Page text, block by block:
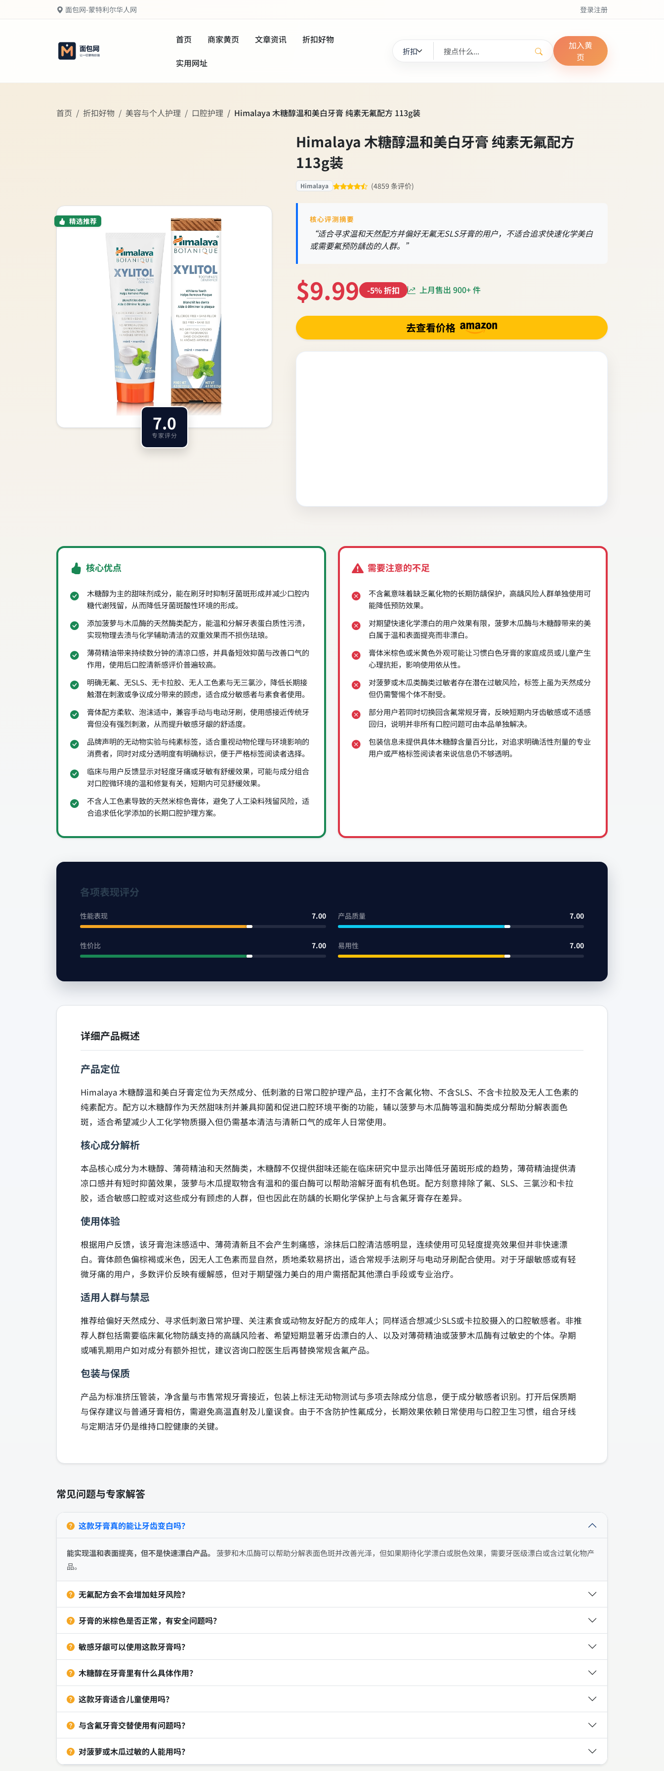
面包网-蒙特利尔华人网 登录注册
首页 商家黄页 文章资讯 折扣好物
实用网址
加入黄
页
首页 折扣好物 美容与个人护理 口腔护理 Himalaya 木糖醇温和美白牙膏 纯素无氟配方 113g装
精选推荐
7.0
专家评分
Himalaya 木糖醇温和美白牙膏 纯素无氟配方
113g装
Himalaya (4859 条评价)
核心评测摘要
“适合寻求温和天然配方并偏好无氟无SLS牙膏的用户，不适合追求快速化学美白
或需要氟预防龋齿的人群。”
$9.99 -5% 折扣 上月售出 900+ 件
去查看价格
核心优点
木糖醇为主的甜味剂成分，能在刷牙时抑制牙菌斑形成并减少口腔内
糖代谢残留，从而降低牙菌斑酸性环境的形成。
添加菠萝与木瓜酶的天然酶类配方，能温和分解牙表蛋白质性污渍，
实现物理去渍与化学辅助清洁的双重效果而不损伤珐琅。
薄荷精油带来持续数分钟的清凉口感，并具备短效抑菌与改善口气的
作用，使用后口腔清新感评价普遍较高。
明确无氟、无SLS、无卡拉胶、无人工色素与无三氯沙，降低长期接
触潜在刺激或争议成分带来的顾虑，适合成分敏感者与素食者使用。
膏体配方柔软、泡沫适中，兼容手动与电动牙刷，使用感接近传统牙
膏但没有强烈刺激，从而提升敏感牙龈的舒适度。
品牌声明的无动物实验与纯素标签，适合重视动物伦理与环境影响的
消费者，同时对成分透明度有明确标识，便于严格标签阅读者选择。
临床与用户反馈显示对轻度牙痛或牙敏有舒缓效果，可能与成分组合
对口腔微环境的温和修复有关，短期内可见舒缓效果。
不含人工色素导致的天然米棕色膏体，避免了人工染料残留风险，适
合追求低化学添加的长期口腔护理方案。
需要注意的不足
不含氟意味着缺乏氟化物的长期防龋保护，高龋风险人群单独使用可
能降低预防效果。
对期望快速化学漂白的用户效果有限，菠萝木瓜酶与木糖醇带来的美
白属于温和表面提亮而非漂白。
膏体米棕色或米黄色外观可能让习惯白色牙膏的家庭成员或儿童产生
心理抗拒，影响使用依从性。
对菠萝或木瓜类酶类过敏者存在潜在过敏风险，标签上虽为天然成分
但仍需警惕个体不耐受。
部分用户若同时切换回含氟常规牙膏，反映短期内牙齿敏感或不适感
回归，说明并非所有口腔问题可由本品单独解决。
包装信息未提供具体木糖醇含量百分比，对追求明确活性剂量的专业
用户或严格标签阅读者来说信息仍不够透明。
各项表现评分
性能表现 7.00 产品质量 7.00
性价比 7.00 易用性 7.00
详细产品概述
产品定位
Himalaya 木糖醇温和美白牙膏定位为天然成分、低刺激的日常口腔护理产品，主打不含氟化物、不含SLS、不含卡拉胶及无人工色素的
纯素配方。配方以木糖醇作为天然甜味剂并兼具抑菌和促进口腔环境平衡的功能，辅以菠萝与木瓜酶等温和酶类成分帮助分解表面色
斑，适合希望减少人工化学物质摄入但仍需基本清洁与清新口气的成年人日常使用。
核心成分解析
本品核心成分为木糖醇、薄荷精油和天然酶类，木糖醇不仅提供甜味还能在临床研究中显示出降低牙菌斑形成的趋势，薄荷精油提供清
凉口感并有短时抑菌效果，菠萝与木瓜提取物含有温和的蛋白酶可以帮助溶解牙面有机色斑。配方刻意排除了氟、SLS、三氯沙和卡拉
胶，适合敏感口腔或对这些成分有顾虑的人群，但也因此在防龋的长期化学保护上与含氟牙膏存在差异。
使用体验
根据用户反馈，该牙膏泡沫感适中、薄荷清新且不会产生刺痛感，涂抹后口腔清洁感明显，连续使用可见轻度提亮效果但并非快速漂
白。膏体颜色偏棕褐或米色，因无人工色素而显自然，质地柔软易挤出，适合常规手法刷牙与电动牙刷配合使用。对于牙龈敏感或有轻
微牙痛的用户，多数评价反映有缓解感，但对于期望强力美白的用户需搭配其他漂白手段或专业治疗。
适用人群与禁忌
推荐给偏好天然成分、寻求低刺激日常护理、关注素食或动物友好配方的成年人；同样适合想减少SLS或卡拉胶摄入的口腔敏感者。非推
荐人群包括需要临床氟化物防龋支持的高龋风险者、希望短期显著牙齿漂白的人、以及对薄荷精油或菠萝木瓜酶有过敏史的个体。孕期
或哺乳期用户如对成分有额外担忧，建议咨询口腔医生后再替换常规含氟产品。
包装与保质
产品为标准挤压管装，净含量与市售常规牙膏接近，包装上标注无动物测试与多项去除成分信息，便于成分敏感者识别。打开后保质期
与保存建议与普通牙膏相仿，需避免高温直射及儿童误食。由于不含防护性氟成分，长期效果依赖日常使用与口腔卫生习惯，组合牙线
与定期洁牙仍是维持口腔健康的关键。
常见问题与专家解答
这款牙膏真的能让牙齿变白吗？
能实现温和表面提亮，但不是快速漂白产品。 菠萝和木瓜酶可以帮助分解表面色斑并改善光泽，但如果期待化学漂白或脱色效果，需要牙医级漂白或含过氧化物产
品。
无氟配方会不会增加蛀牙风险？
牙膏的米棕色是否正常，有安全问题吗？
敏感牙龈可以使用这款牙膏吗？
木糖醇在牙膏里有什么具体作用？
这款牙膏适合儿童使用吗？
与含氟牙膏交替使用有问题吗？
对菠萝或木瓜过敏的人能用吗？